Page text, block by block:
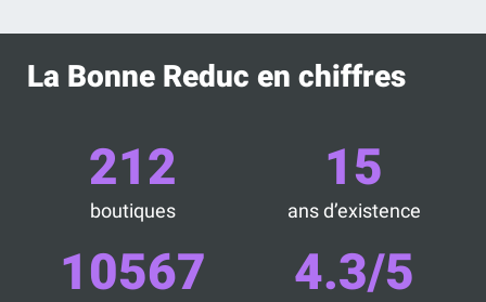
La Bonne Reduc en chiffres
212
boutiques
15
ans d’existence
10567 4.3/5